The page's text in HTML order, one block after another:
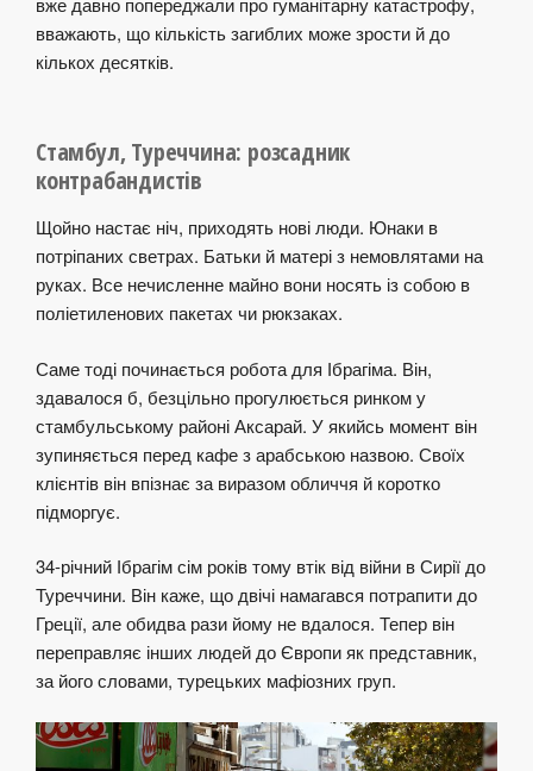
вважають, що кількість загиблих може зрости й до
кількох десятків.
Стамбул, Туреччина: розсадник
контрабандистів
Щойно настає ніч, приходять нові люди. Юнаки в
потріпаних светрах. Батьки й матері з немовлятами на
руках. Все нечисленне майно вони носять із собою в
поліетиленових пакетах чи рюкзаках.
Саме тоді починається робота для Ібрагіма. Він,
здавалося б, безцільно прогулюється ринком у
стамбульському районі Аксарай. У якийсь момент він
зупиняється перед кафе з арабською назвою. Своїх
клієнтів він впізнає за виразом обличчя й коротко
підморгує.
34-річний Ібрагім сім років тому втік від війни в Сирії до
Туреччини. Він каже, що двічі намагався потрапити до
Греції, але обидва рази йому не вдалося. Тепер він
переправляє інших людей до Європи як представник,
за його словами, турецьких мафіозних груп.